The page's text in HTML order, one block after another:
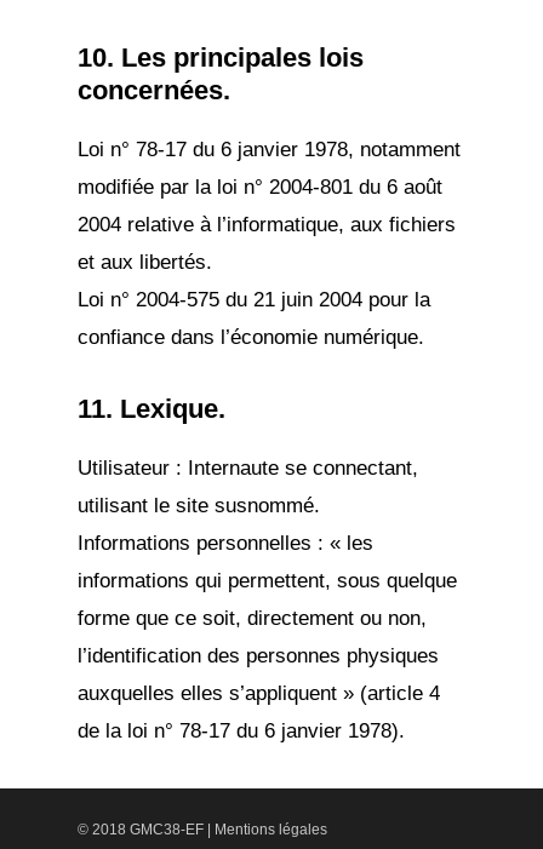
10. Les principales lois
concernées.
Loi n° 78-17 du 6 janvier 1978, notamment
modifiée par la loi n° 2004-801 du 6 août
2004 relative à l’informatique, aux fichiers
et aux libertés.
Loi n° 2004-575 du 21 juin 2004 pour la
confiance dans l’économie numérique.
11. Lexique.
Utilisateur : Internaute se connectant,
utilisant le site susnommé.
Informations personnelles : « les
informations qui permettent, sous quelque
forme que ce soit, directement ou non,
l’identification des personnes physiques
auxquelles elles s’appliquent » (article 4
de la loi n° 78-17 du 6 janvier 1978).
© 2018 GMC38-EF | Mentions légales